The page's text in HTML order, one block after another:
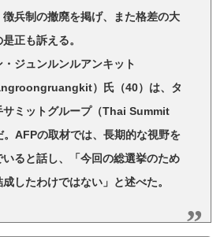
兵制の撤廃を掲げ、また格差の大
正も訴える。
ジュンルンルアンキット
）氏（40）は、タ
サミットグループ（Thai Summit
AFPの取材では、長期的な視野を
ると話し、「今回の総選挙のため
したわけではない」と述べた。